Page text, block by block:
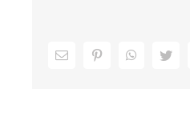
Facebook
Twitter
WhatsApp
Pinterestایمیل